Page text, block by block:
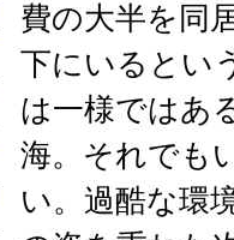
費の大半を同
下にいるとい
は一様ではあ
海。それでも
い。過酷な環